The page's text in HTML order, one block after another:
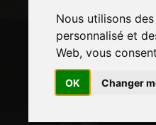
Nous utilisons
personnalisé et
Web, vous
OK Changer